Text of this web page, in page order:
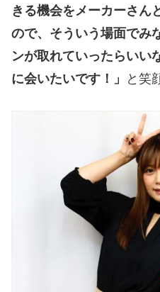
きる機会をメーカーさん
ので、そういう場面でみ
ンが取れていったらいい
に会いたいです！」
と笑